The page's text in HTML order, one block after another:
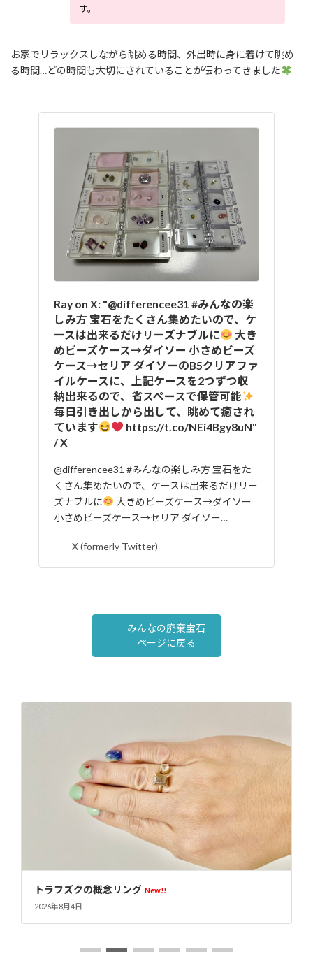
す。
お家でリラックスしながら眺める時間、外出時に身に着けて眺め
る時間…どの時間も大切にされていることが伝わってきました
Ray on X: "@differencee31 #みんなの楽
しみ方 宝石をたくさん集めたいので、ケ
ースは出来るだけリーズナブルに
大き
めビーズケース→ダイソー 小さめビーズ
ケース→セリア ダイソーのB5クリアファ
イルケースに、上記ケースを2つずつ収
納出来るので、省スペースで保管可能
毎日引き出しから出して、眺めて癒され
ています
https://t.co/NEi4Bgy8uN"
/ X
@differencee31 #みんなの楽しみ方 宝石をた
くさん集めたいので、ケースは出来るだけリー
ズナブルに
大きめビーズケース→ダイソー
小さめビーズケース→セリア ダイソー…
X (formerly Twitter)
みんなの廃棄宝石
ページに戻る
トラフズクの概念リング New!!
2026年8月4日